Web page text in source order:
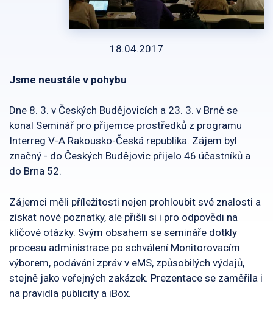
18.04.2017
Jsme neustále v pohybu
Dne 8. 3. v Českých Budějovicích a 23. 3. v Brně se
konal Seminář pro příjemce prostředků z programu
Interreg V-A Rakousko-Česká republika. Zájem byl
značný - do Českých Budějovic přijelo 46 účastníků a
do Brna 52.
Zájemci měli příležitosti nejen prohloubit své znalosti a
získat nové poznatky, ale přišli si i pro odpovědi na
klíčové otázky. Svým obsahem se semináře dotkly
procesu administrace po schválení Monitorovacím
výborem, podávání zpráv v eMS, způsobilých výdajů,
stejně jako veřejných zakázek. Prezentace se zaměřila i
na pravidla publicity a iBox.